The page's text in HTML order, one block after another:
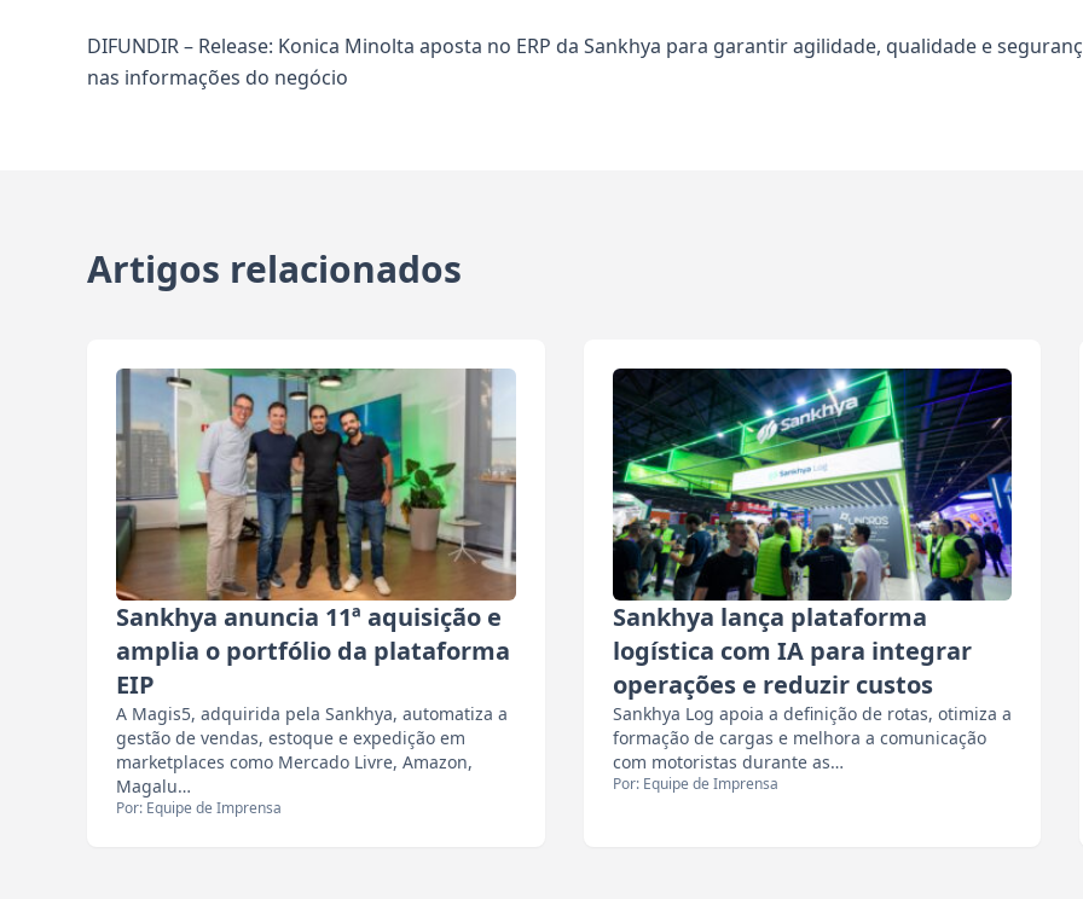
DIFUNDIR – Release: Konica Minolta aposta no ERP da Sankhya para garantir agilidade, qualidade e
nas informações do negócio
Artigos relacionados
Sankhya anuncia 11ª aquisição e
amplia o portfólio da plataforma
EIP
A Magis5, adquirida pela Sankhya, automatiza a
gestão de vendas, estoque e expedição em
marketplaces como Mercado Livre, Amazon,
Magalu…
Por: Equipe de Imprensa
Sankhya lança plataforma
logística com IA para integrar
operações e reduzir custos
Sankhya Log apoia a definição de rotas, otimiza a
formação de cargas e melhora a comunicação
com motoristas durante as…
Por: Equipe de Imprensa